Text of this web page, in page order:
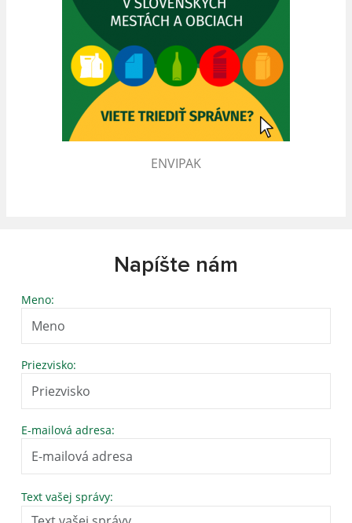
ENVIPAK
Napíšte nám
Meno:
Priezvisko:
E-mailová adresa:
Text vašej správy: